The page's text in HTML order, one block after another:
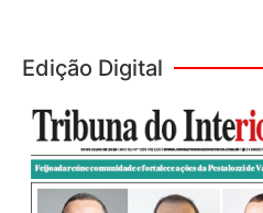
Edição Digital